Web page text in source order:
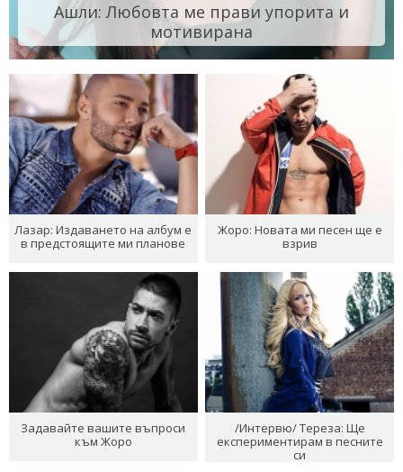
Ашли: Любовта ме прави упорита и
мотивирана
Лазар: Издаването на албум е
в предстоящите ми планове
Жоро: Новата ми песен ще е
взрив
Задавайте вашите въпроси
към Жоро
/Интервю/ Тереза: Ще
експериментирам в песните
си